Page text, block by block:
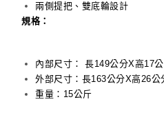
兩側提把、雙底輪設計
規格：
內部尺寸： 長149公分X高17
外部尺寸：長163公分X高26公
重量：15公斤